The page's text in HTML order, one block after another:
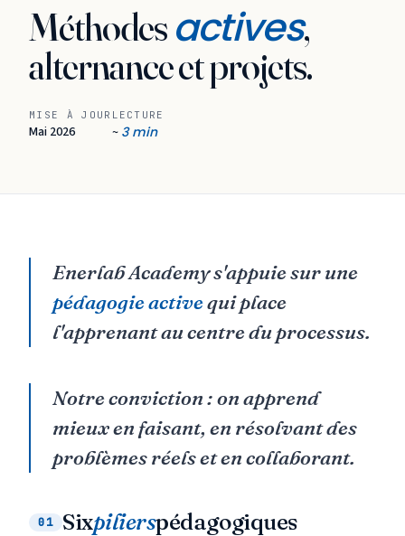
Méthodesactives,
alternance et projets.
MISE À JOUR
Mai 2026
LECTURE
~ 3 min
Enerlab Academy s'appuie sur une
pédagogie activequi place
l'apprenant au centre du processus.
Notre conviction : on apprend
mieux en faisant, en résolvant des
problèmes réels et en collaborant.
01 Sixpilierspédagogiques